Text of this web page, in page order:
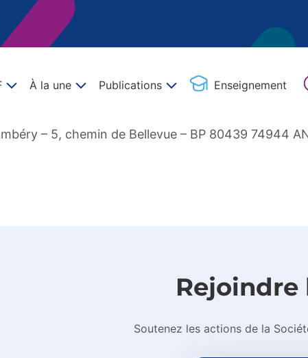
À la une Publications Enseignement
– 5, chemin de Bellevue – BP 80439 74944
Rejoindre
Soutenez les actions de la